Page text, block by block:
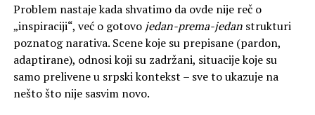
Problem nastaje kada shvatimo da ovde nije reč o
„inspiraciji“, već o gotovo jedan-prema-jedanstrukturi
poznatog narativa. Scene koje su prepisane (pardon,
adaptirane), odnosi koji su zadržani, situacije koje su
samo prelivene u srpski kontekst – sve to ukazuje na
nešto što nije sasvim novo.